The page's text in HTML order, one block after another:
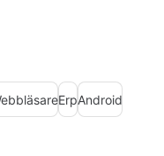
ErpAndroid